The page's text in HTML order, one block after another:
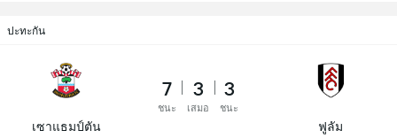
ปะทะกัน
เซาแธมป์ตัน
7
ชนะ
3
เสมอ
3
ชนะ
ฟูลัม